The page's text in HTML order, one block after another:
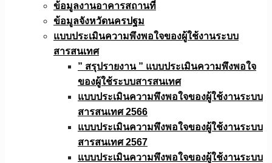
ข้อมูลงานอาคารสถานที่
ข้อมูลจังหวัดนครปฐม
แบบประเมินความพึงพอใจของผู้ใช้งานระบบ
สารสนเทศ
” สรุปรายงาน ” แบบประเมินความพึงพอใจ
ของผู้ใช้ระบบสารสนเทศ
แบบประเมินความพึงพอใจของผู้ใช้งานระบบ
สารสนเทศ 2566
แบบประเมินความพึงพอใจของผู้ใช้งานระบบ
สารสนเทศ 2567
แบบประเมินความพึงพอใจของผู้ใช้งานระบบ